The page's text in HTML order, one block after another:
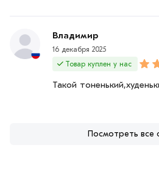
Владимир
16 декабря 2025
Товар куплен у нас
Такой
Посмотреть все